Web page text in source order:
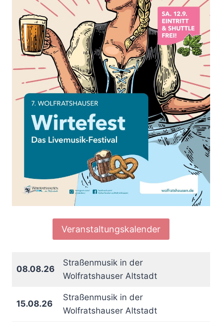
Veranstaltungskalender
08.08.26
Straßenmusik in der
Wolfratshauser Altstadt
15.08.26
Straßenmusik in der
Wolfratshauser Altstadt